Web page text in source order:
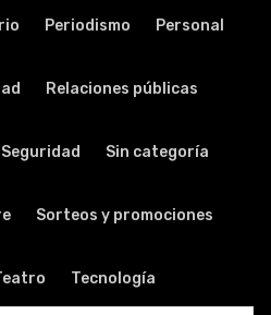
Periodismo Personal
Relaciones públicas
Seguridad Sin categoría
Sorteos y promociones
Tecnología